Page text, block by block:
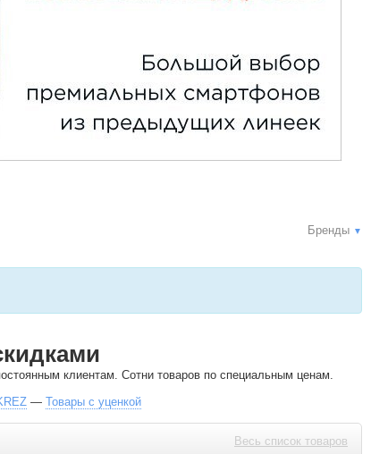
Бренды ▼
клиентам. Сотни товаров по специальным ценам.
— Товары с уценкой
Весь список товаров